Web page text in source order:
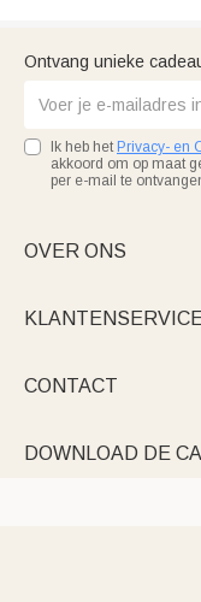
Ontvang unieke
Ik heb het Privacy- en
akkoord om op maat
per e-mail te
OVER ONS
KLANTENSERVICE
CONTACT
DOWNLOAD DE